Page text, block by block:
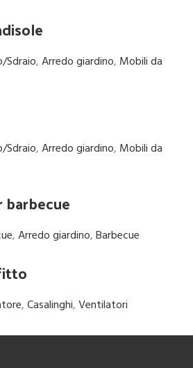
Sdraio,Arredo giardino, Mobili da
Sdraio,Arredo giardino, Mobili da
barbecue
,Arredo giardino,Barbecue
,Casalinghi,Ventilatori